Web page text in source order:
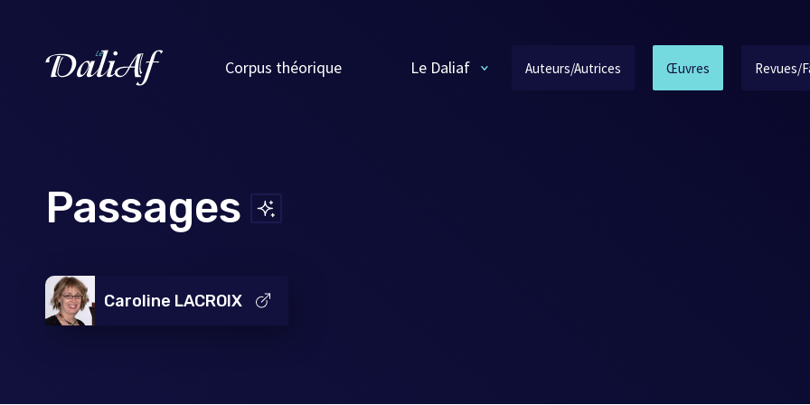
Corpus théorique Le Daliaf Auteurs/Autrices Œuvres Revues/
Passages
Caroline LACROIX